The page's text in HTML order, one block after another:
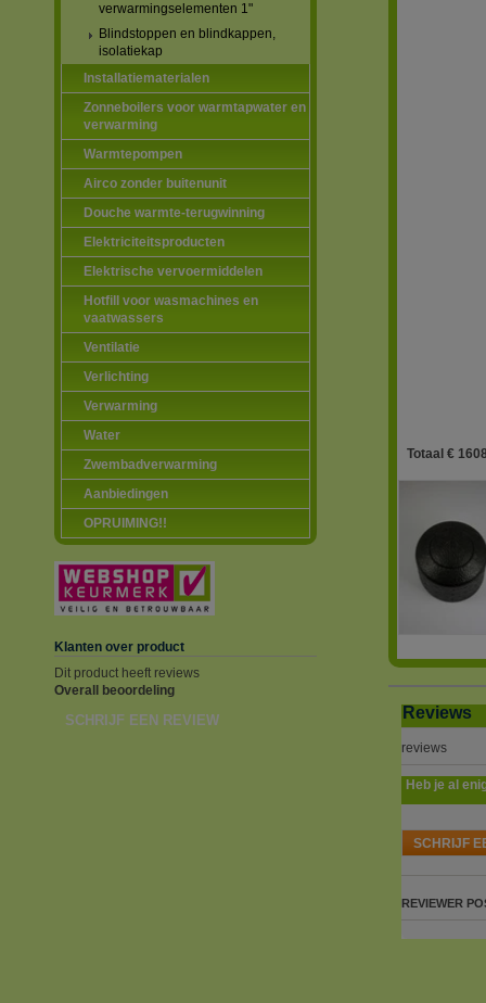
verwarmingselementen 1"
Blindstoppen en blindkappen,
isolatiekap
Installatiematerialen
Zonneboilers voor warmtapwater en
verwarming
Warmtepompen
Airco zonder buitenunit
Douche warmte-terugwinning
Elektriciteitsproducten
Elektrische vervoermiddelen
Hotfill voor wasmachines en
vaatwassers
Ventilatie
Verlichting
Verwarming
Water
Zwembadverwarming
Aanbiedingen
OPRUIMING!!
Klanten over product
Dit product heeft reviews
Overall beoordeling
SCHRIJF EEN REVIEW
Totaal €
Reviews
reviews
Heb je al
SCHRIJF
REVIEWER